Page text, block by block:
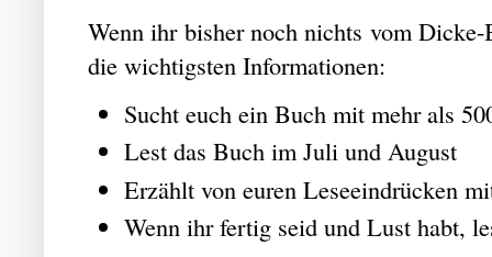
Wenn ihr bisher noch nichts vom
die wichtigsten Informationen:
Sucht euch ein Buch mit mehr als
Lest das Buch im Juli und August
Erzählt von euren Leseeindrücken
Wenn ihr fertig seid und Lust habt,